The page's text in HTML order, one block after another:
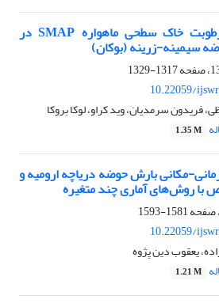
اعتبارسنجی داده‌های رطوبت خاک سطحی ماهواره SMAP در
سیمینه-زرینه (بوکان)
1317-1329
10.22059/
فریدون سرمدیان، وید کراو، لوکا بروکا
1.35 M
مکانی بارش حوضه دریاچه ارومیه و
با روش‌های آماری چند متغیره
1581-1593
10.22059/
یعقوب دین پژوه
1.21 M